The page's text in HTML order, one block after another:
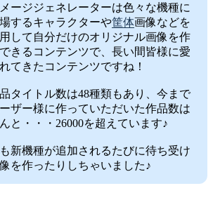
ージジェネレーターは色々な機種に
するキャラクターや筐体画像などを
して自分だけのオリジナル画像を作
きるコンテンツで、長い間皆様に愛
てきたコンテンツですね！
タイトル数は48種類もあり、今まで
ザー様に作っていただいた作品数は
と・・・26000を超えています♪
新機種が追加されるたびに待ち受け
を作ったりしちゃいました♪